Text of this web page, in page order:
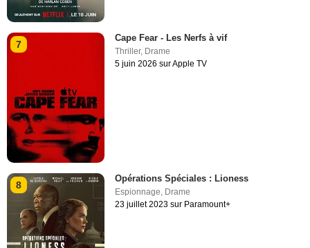
7
Cape Fear - Les Nerfs à vif
Thriller, Drame
5 juin 2026 sur Apple TV
8
Opérations Spéciales : Lioness
Espionnage, Drame
23 juillet 2023 sur Paramount+